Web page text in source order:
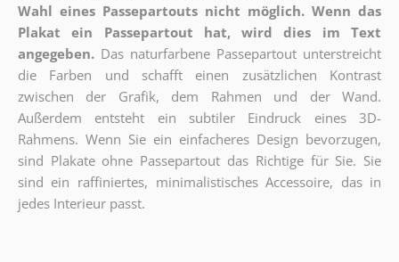
Wahl eines Passepartouts nicht möglich. Wenn das
Plakat ein Passepartout hat, wird dies im Text
angegeben. Das naturfarbene Passepartout unterstreicht
die Farben und schafft einen zusätzlichen Kontrast
zwischen der Grafik, dem Rahmen und der Wand.
Außerdem entsteht ein subtiler Eindruck eines 3D-
Rahmens. Wenn Sie ein einfacheres Design bevorzugen,
sind Plakate ohne Passepartout das Richtige für Sie. Sie
sind ein raffiniertes, minimalistisches Accessoire, das in
jedes Interieur passt.